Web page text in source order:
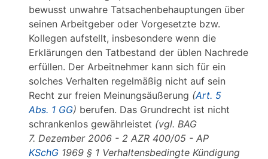
bewusst unwahre Tatsachenbehauptungen über
seinen Arbeitgeber oder Vorgesetzte bzw.
Kollegen aufstellt, insbesondere wenn die
Erklärungen den Tatbestand der üblen Nachrede
erfüllen. Der Arbeitnehmer kann sich für ein
solches Verhalten regelmäßig nicht auf sein
Recht zur freien Meinungsäußerung (Art. 5
Abs. 1 GG) berufen. Das Grundrecht ist nicht
schrankenlos gewährleistet (vgl. BAG
7. Dezember 2006 - 2 AZR 400/05 - AP
KSchG 1969 § 1 Verhaltensbedingte Kündigung